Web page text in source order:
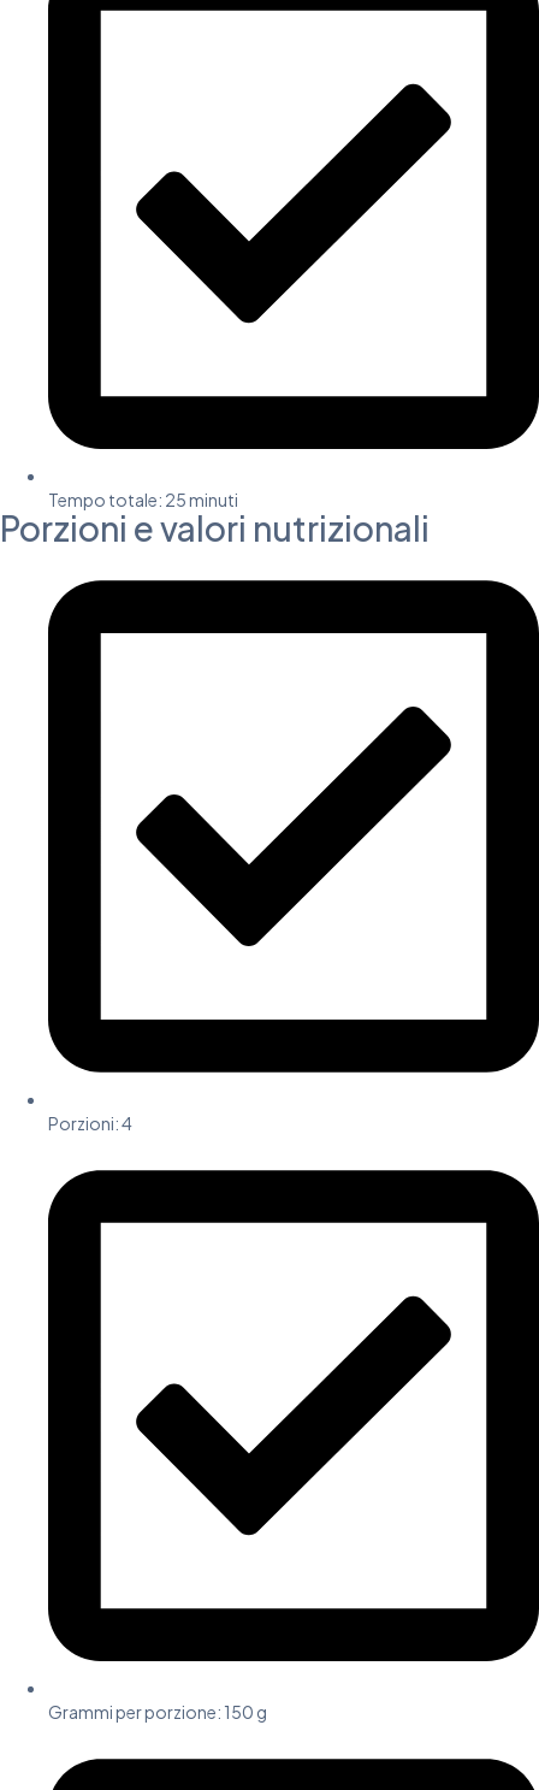
Tempo totale: 25 minuti
Porzioni e valori nutrizionali
Porzioni:4
Grammi per porzione: 150 g